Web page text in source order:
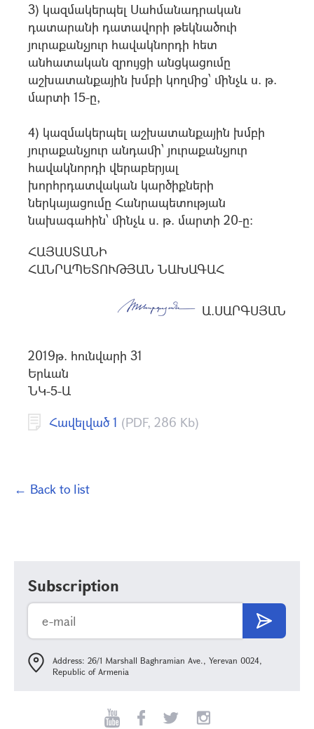
3) կազմակերպել Սահմանադրական
դատարանի դատավորի թեկնածուի
յուրաքանչյուր հավակնորդի հետ
անհատական զրույցի անցկացումը
աշխատանքային խմբի կողմից՝ մինչև ս. թ.
մարտի 15-ը,
4) կազմակերպել աշխատանքային խմբի
յուրաքանչյուր անդամի՝ յուրաքանչյուր
հավակնորդի վերաբերյալ
խորհրդատվական կարծիքների
ներկայացումը Հանրապետության
նախագահին՝ մինչև ս. թ. մարտի 20-ը:
ՀԱՅԱՍՏԱՆԻ
ՀԱՆՐԱՊԵՏՈՒԹՅԱՆ ՆԱԽԱԳԱՀ
Ա.ՍԱՐԳՍՅԱՆ
2019թ. հունվարի 31
Երևան
ՆԿ-5-Ա
Հավելված 1 (PDF, 286 Kb)
← Back to list
Subscription
Address: 26/1 Marshall Baghramian Ave., Yerevan 0024,
Republic of Armenia